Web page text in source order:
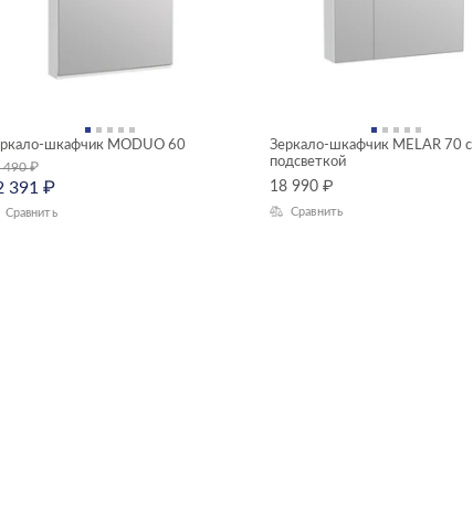
шкафчик MODUO 60
490₽
391 ₽
Сравнить
Зеркало-шкафчик MELAR 70 с
подсветкой
18 990 ₽
Сравнить